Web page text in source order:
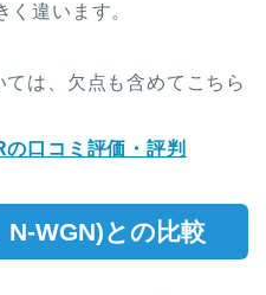
く違います。
は、欠点も含めてこちら
口コミ評価・評判
WGN)との比較